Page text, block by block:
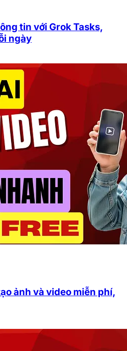
tin với Grok Tasks,
ngày
ảnh và video miễn phí,